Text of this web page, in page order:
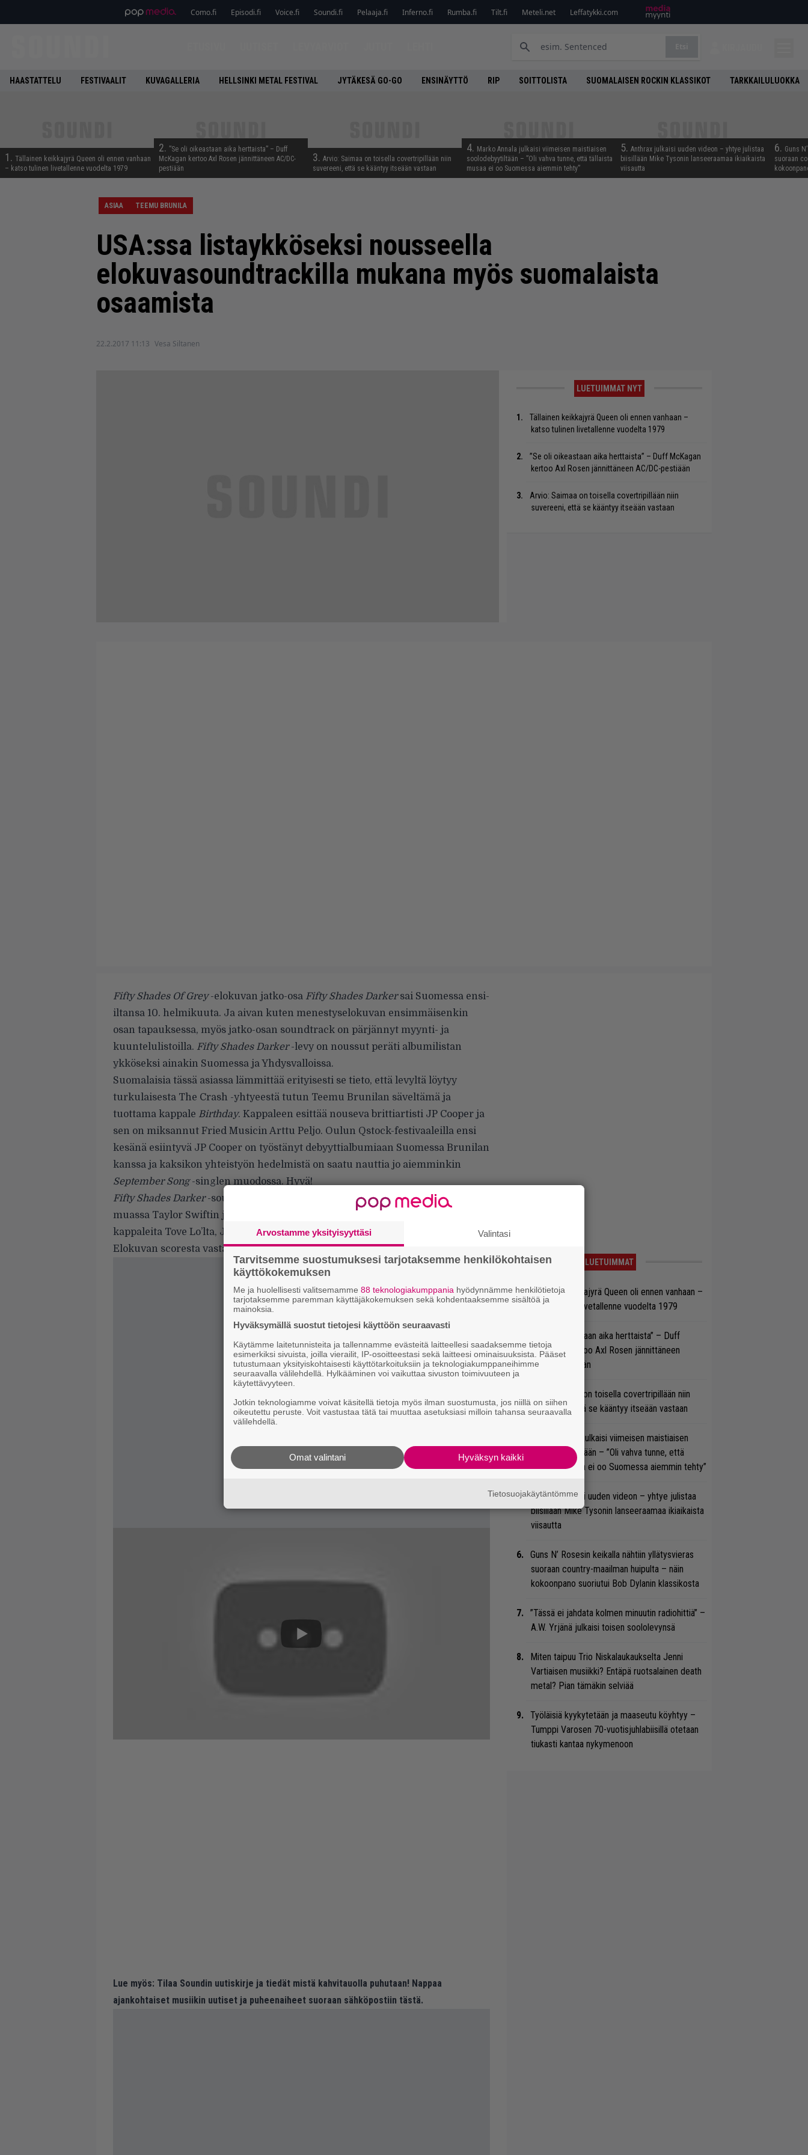
Como.fi Episodi.fi Voice.fi Soundi.fi Pelaaja.fi Inferno.fi Rumba.fi Tilt.fi Meteli.net Leffatykki.com
HAASTATTELU FESTIVAALIT KUVAGALLERIA HELLSINKI METAL FESTIVAL JYTÄKESÄ GO-GO ENSINÄYTTÖ RIP SOITTOLISTA SUOMALAISEN ROCKIN KLASSIKOT TARKKAILULUOKKA
1. Tällainen keikkajyrä Queen oli ennen vanhaan
– katso tulinen livetallenne vuodelta 1979
2. ”Se oli oikeastaan aika herttaista” – Duff
McKagan kertoo Axl Rosen jännittäneen AC/DC-
pestiään
3. Arvio: Saimaa on toisella covertripillään niin
suvereeni, että se kääntyy itseään vastaan
4. Marko Annala julkaisi viimeisen maistiaisen
soolodebyytiltään – ”Oli vahva tunne, että tällaista
musaa ei oo Suomessa aiemmin tehty”
5. Anthrax julkaisi uuden videon – yhtye julistaa
biisillään Mike Tysonin lanseeraamaa ikiaikaista
viisautta
6. Guns
suoraan
ASIAA TEEMU BRUNILA
USA:ssa listaykköseksi nousseella
elokuvasoundtrackilla mukana myös suomalaista
osaamista
22.2.2017 11:13 Vesa Siltanen
LUETUIMMAT NYT
Tällainen keikkajyrä Queen oli ennen vanhaan –
katso tulinen livetallenne vuodelta 1979
”Se oli oikeastaan aika herttaista” – Duff McKagan
kertoo Axl Rosen jännittäneen AC/DC-pestiään
Arvio: Saimaa on toisella covertripillään niin
suvereeni, että se kääntyy itseään vastaan
Fifty Shades Of Grey-elokuvan jatko-osa Fifty Shades Darkersai Suomessa ensi-
iltansa 10. helmikuuta. Ja aivan kuten menestyselokuvan ensimmäisenkin
osan tapauksessa, myös jatko-osan soundtrack on pärjännyt myynti- ja
kuuntelulistoilla. Fifty Shades Darker-levy on noussut peräti albumilistan
ykköseksi ainakin Suomessa jaYhdysvalloissa.
Suomalaisia tässä asiassa lämmittää erityisesti se tieto, että levyltä löytyy
turkulaisesta The Crash -yhtyeestä tutun Teemu Brunilan säveltämä ja
tuottama kappale Birthday. Kappaleen esittää nouseva brittiartisti JP Cooper ja
sen on miksannut Fried Musicin Arttu Peljo. Oulun Qstock-festivaaleilla ensi
kesänä esiintyvä JP Cooper on työstänyt debyyttialbumiaan Suomessa Brunilan
kanssa ja kaksikon yhteistyön hedelmistä on saatu nauttia jo aiemminkin
September Song-singlen muodossa. Hyvä!
Fifty Shades Darker-soundtrack sisältää Cooperin ja Brunilan lisäksi muun
muassa Taylor Swiftin ja ZAYNin esittämän elokuvan tunnussävelen sekä
kappaleita Tove Lo’lta, John Legendiltä, Sialta ja Corinne Bailey Raelta.
Elokuvan scoresta vastaa puolestaan Danny Elfman.
Lue myös: Tilaa Soundin uutiskirje ja tiedät mistä kahvitauolla puhutaan! Nappaa
ajankohtaiset musiikin uutiset ja puheenaiheet suoraan sähköpostiin tästä.
LUETUIMMAT
Tällainen keikkajyrä Queen oli ennen vanhaan –
katso tulinen livetallenne vuodelta 1979
”Se oli oikeastaan aika herttaista” – Duff
McKagan kertoo Axl Rosen jännittäneen
AC/DC-pestiään
Arvio: Saimaa on toisella covertripillään niin
suvereeni, että se kääntyy itseään vastaan
Marko Annala julkaisi viimeisen maistiaisen
soolodebyytiltään – ”Oli vahva tunne, että
tällaista musaa ei oo Suomessa aiemmin tehty”
Anthrax julkaisi uuden videon – yhtye julistaa
biisillään Mike Tysonin lanseeraamaa ikiaikaista
viisautta
Guns N’ Rosesin keikalla nähtiin yllätysvieras
suoraan country-maailman huipulta – näin
kokoonpano suoriutui Bob Dylanin klassikosta
”Tässä ei jahdata kolmen minuutin radiohittiä” –
A.W. Yrjänä julkaisi toisen soololevynsä
Miten taipuu Trio Niskalaukaukselta Jenni
Vartiaisen musiikki? Entäpä ruotsalainen death
metal? Pian tämäkin selviää
Työläisiä kyykytetään ja maaseutu köyhtyy –
Tumppi Varosen 70-vuotisjuhlabiisillä otetaan
tiukasti kantaa nykymenoon
Arvostamme yksityisyyttäsi Valintasi
Tarvitsemme suostumuksesi tarjotaksemme henkilökohtaisen
käyttökokemuksen
Me ja huolellisesti valitsemamme 88 teknologiakumppania hyödynnämme henkilötietoja
tarjotaksemme paremman käyttäjäkokemuksen sekä kohdentaaksemme sisältöä ja
mainoksia.
Hyväksymällä suostut tietojesi käyttöön seuraavasti
Käytämme laitetunnisteita ja tallennamme evästeitä laitteellesi saadaksemme tietoja
esimerkiksi sivuista, joilla vierailit, IP-osoitteestasi sekä laitteesi ominaisuuksista. Pääset
tutustumaan yksityiskohtaisesti käyttötarkoituksiin ja teknologiakumppaneihimme
seuraavalla välilehdellä. Hylkääminen voi vaikuttaa sivuston toimivuuteen ja
käytettävyyteen.
Jotkin teknologiamme voivat käsitellä tietoja myös ilman suostumusta, jos niillä on siihen
oikeutettu peruste. Voit vastustaa tätä tai muuttaa asetuksiasi milloin tahansa seuraavalla
välilehdellä.
Hyväksyn kaikki
Omat valintani
Tietosuojakäytäntömme